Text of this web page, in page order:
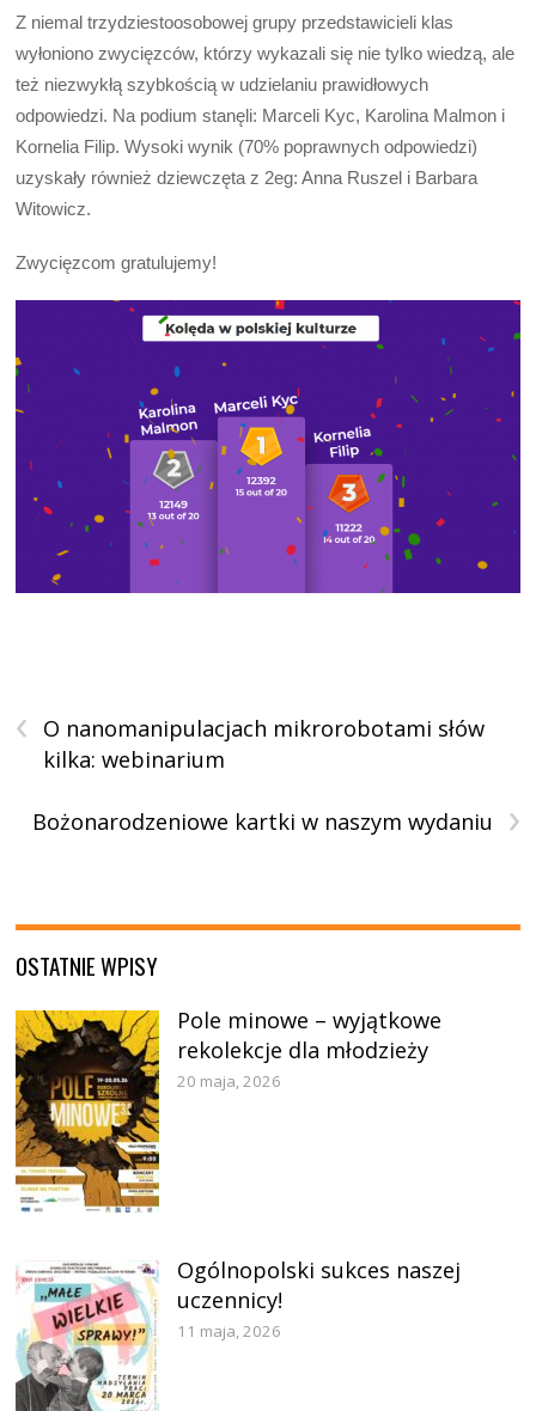
Z niemal trzydziestoosobowej grupy przedstawicieli klas
wyłoniono zwycięzców, którzy wykazali się nie tylko wiedzą, ale
też niezwykłą szybkością w udzielaniu prawidłowych
odpowiedzi. Na podium stanęli: Marceli Kyc, Karolina Malmon i
Kornelia Filip. Wysoki wynik (70% poprawnych odpowiedzi)
uzyskały również dziewczęta z 2eg: Anna Ruszel i Barbara
Witowicz.
Zwycięzcom gratulujemy!
‹
O nanomanipulacjach mikrorobotami słów
kilka: webinarium
›
Bożonarodzeniowe kartki w naszym wydaniu
OSTATNIE WPISY
Pole minowe – wyjątkowe
rekolekcje dla młodzieży
20 maja, 2026
Ogólnopolski sukces naszej
uczennicy!
11 maja, 2026